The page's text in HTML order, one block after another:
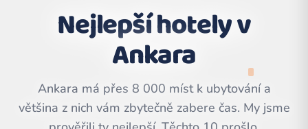
Leaflet
OpenStreetMap
contributors | ©
CARTO
Nejlepší hotely v
Ankara
Ankara má přes 8 000 míst k ubytování a
většina z nich vám zbytečně zabere čas. My jsme